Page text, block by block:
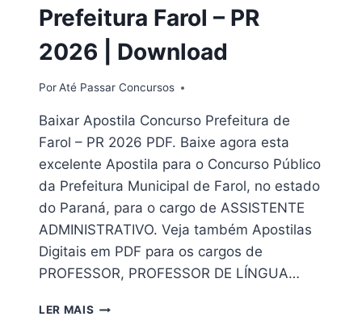
Prefeitura Farol – PR
2026 | Download
PorAté Passar Concursos
Baixar Apostila Concurso Prefeitura de
Farol – PR 2026 PDF. Baixe agora esta
excelente Apostila para o Concurso Público
da Prefeitura Municipal de Farol, no estado
do Paraná, para o cargo de ASSISTENTE
ADMINISTRATIVO. Veja também Apostilas
Digitais em PDF para os cargos de
PROFESSOR, PROFESSOR DE LÍNGUA…
LER MAIS APOSTILA